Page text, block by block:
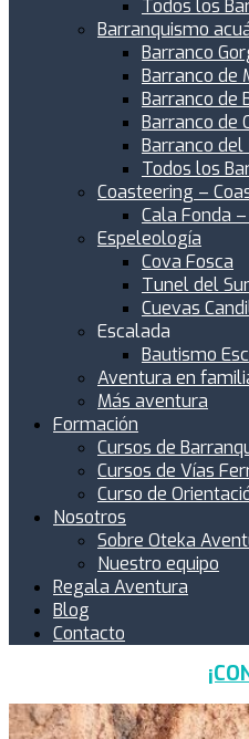
Todos los
Barranquismo
Barranco
Barranco de
Barranco de
Barranco de
Barranco del
Todos los
Coasteering –
Cala Fonda
Espeleología
Cova Fosca
Tunel del
Cuevas
Escalada
Bautismo
Aventura en
Más aventura
Formación
Cursos de
Cursos de Vías
Curso de
Nosotros
Sobre Oteka
Nuestro equipo
Regala Aventura
Blog
Contacto